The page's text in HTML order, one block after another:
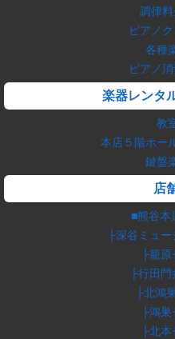
調律
ピアノ
各種
ピアノ
楽器レンタ
教
本店５階ホー
鍵盤
店
■熊谷本
├深谷ミュ
├籠
├行田
├北鴻
├鴻
├北